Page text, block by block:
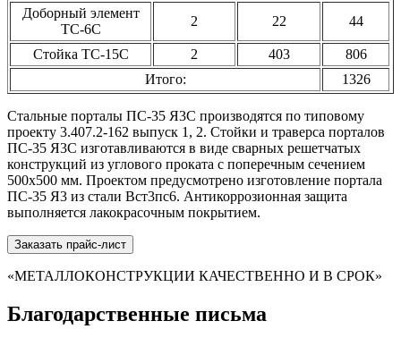
Доборный элемент
ТС-6С
2 22 44
Стойка ТС-15С 2 403
806
Итого:
1326
Стальные порталы ПС-35 Я3С производятся по типовому
проекту 3.407.2-162 выпуск 1, 2. Стойки и траверса порталов
ПС-35 Я3С изготавливаются в виде сварных решетчатых
конструкций из углового проката с поперечным сечением
500х500 мм. Проектом предусмотрено изготовление портала
ПС-35 Я3 из стали Вст3пс6. Антикоррозионная защита
выполняется лакокрасочным покрытием.
Заказать прайс-лист
«МЕТАЛЛОКОНСТРУКЦИИ КАЧЕСТВЕННО И В СРОК»
Благодарственные письма